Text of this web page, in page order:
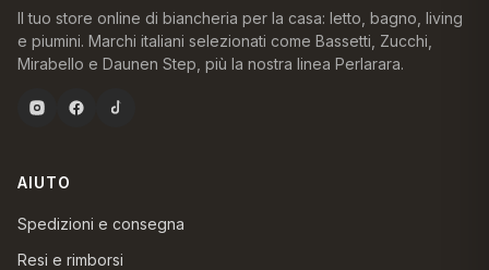
Il tuo store online di biancheria per la casa: letto, bagno, living
e piumini. Marchi italiani selezionati come Bassetti, Zucchi,
Mirabello e Daunen Step, più la nostra linea Perlarara.
AIUTO
Spedizioni e consegna
Resi e rimborsi